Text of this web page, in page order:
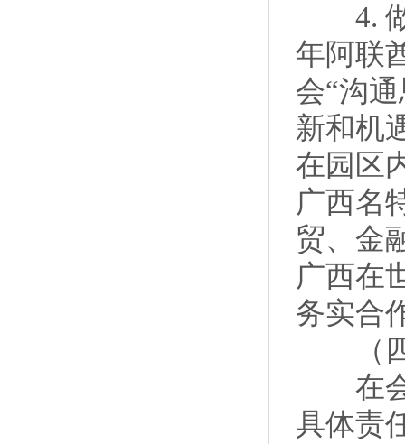
4. 做
年阿联
会“沟
新和机
在园区
广西名
贸、金
广西在
务实合
（四
在会
具体责